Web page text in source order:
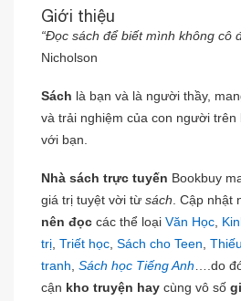
Giới thiệu
“Đọc sách để biết mình không cô
Nicholson
Sách là bạn và là người thầy,
và trải nghiệm của con người trên
với bạn.
Nhà sách trực tuyến Bookbuy
giá trị tuyệt vời từ sách . Cập nhật
nên đọc các thể loại Văn Học
trị Triết học Sách cho Teen
tranh Sách học Tiếng Anh ….do
cận kho truyện hay cùng vô số